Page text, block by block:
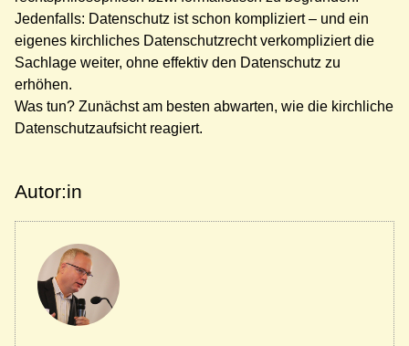
Jedenfalls: Datenschutz ist schon kompliziert – und ein
eigenes kirchliches Datenschutzrecht verkompliziert die
Sachlage weiter, ohne effektiv den Datenschutz zu
erhöhen.
Was tun? Zunächst am besten abwarten, wie die kirchliche
Datenschutzaufsicht reagiert.
Autor:in